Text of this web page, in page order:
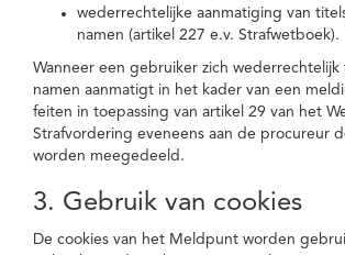
wederrechtelijke aanmatiging van
namen (artikel 227 e.v. Strafwetboek).
Wanneer een gebruiker zich
namen aanmatigt in het kader van een
feiten in toepassing van artikel 29 van het
Strafvordering eveneens aan de procureur
worden meegedeeld.
3. Gebruik van cookies
De cookies van het Meldpunt worden